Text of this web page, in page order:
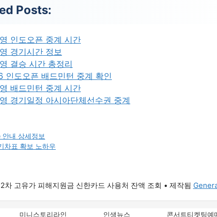
Posts:
인도오픈 중계 시간
경기시간 정보
결승 시간 총정리
인도오픈 배드민턴 중계 확인
배드민턴 중계 시간
경기일정 아시아단체선수권 중계
내 상세정보
차표 확보 노하우
고유가 피해지원금 신한카드 사용처 잔액 조회 • 제작됨
미니스토리라인 인생뉴스 콘서트티켓팅예